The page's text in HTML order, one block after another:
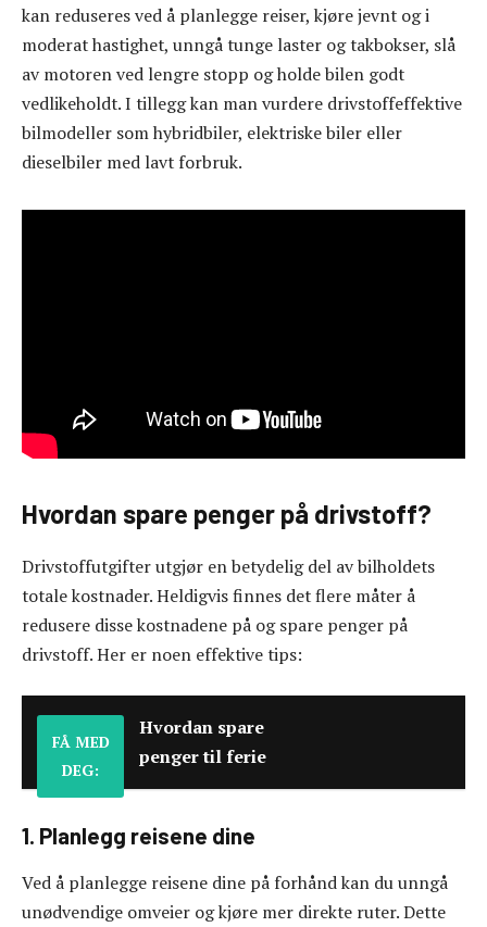
kan reduseres ved å planlegge reiser, kjøre jevnt og i
moderat hastighet, unngå tunge laster og takbokser, slå
av motoren ved lengre stopp og holde bilen godt
vedlikeholdt. I tillegg kan man vurdere drivstoffeffektive
bilmodeller som hybridbiler, elektriske biler eller
dieselbiler med lavt forbruk.
Hvordan spare penger på drivstoff?
Drivstoffutgifter utgjør en betydelig del av bilholdets
totale kostnader. Heldigvis finnes det flere måter å
redusere disse kostnadene på og spare penger på
drivstoff. Her er noen effektive tips:
FÅ MED
DEG:
Hvordan spare
penger til ferie
1. Planlegg reisene dine
Ved å planlegge reisene dine på forhånd kan du unngå
unødvendige omveier og kjøre mer direkte ruter. Dette